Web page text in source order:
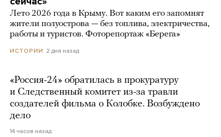
Лето 2026 года в Крыму. Вот каким его запомнят
жители полуострова — без топлива, электричества,
работы и туристов. Фоторепортаж «Берега»
ИСТОРИИ 2 дня назад
«Россия-24» обратилась в прокуратуру
и Следственный комитет из-за травли
создателей фильма о Колобке. Возбуждено
дело
14 часов назад